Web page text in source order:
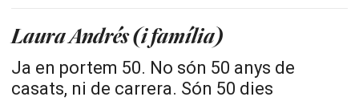
Laura Andrés (i família)
Ja en portem 50. No són 50 anys de
casats, ni de carrera. Són 50 dies